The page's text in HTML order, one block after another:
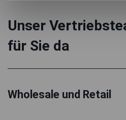
Unser
für Sie da
Wholesale und Retail